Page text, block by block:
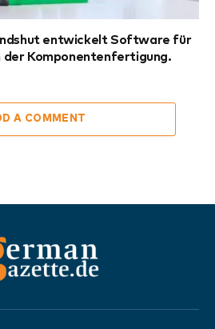
entwickelt Software für
der Komponentenfertigung.
A COMMENT